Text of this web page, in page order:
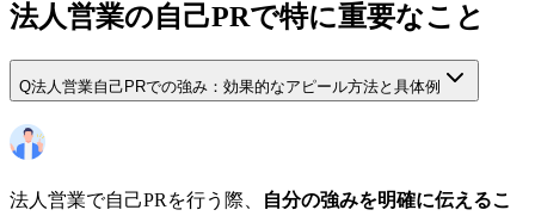
法人営業の自己PRで特に重要なこと
Q法人営業自己PRでの強み：効果的なアピール方法と具体例
法人営業で自己PRを行う際、
自分の強みを明確に伝えるこ